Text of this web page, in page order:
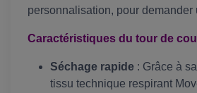
personnalisation, pour demander
Caractéristiques du tour de cou
Séchage rapide : Grâce à
tissu technique respirant